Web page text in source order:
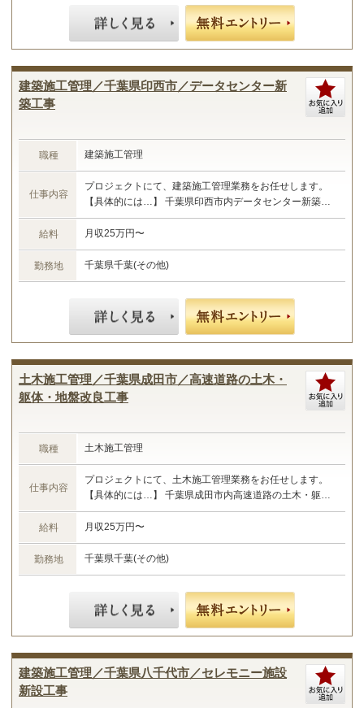
建築施工管理／千葉県印西市／データセンター新
築工事
職種 建築施工管理
仕事内容
プロジェクトにて、建築施工管理業務をお任せします。
【具体的には…】 千葉県印西市内データセンター新築工
事における施工管理業務 ・現場管理全般（原価、工程、
安全、品質） ・予算管理、施工計画 ・現場工事の取りま
とめ ・書類作成 など ☆あなたのご経験やスキルに合わ
せた業務をお任せします☆
給料 月収25万円〜
勤務地 千葉県千葉(その他)
土木施工管理／千葉県成田市／高速道路の土木・
躯体・地盤改良工事
職種 土木施工管理
仕事内容
プロジェクトにて、土木施工管理業務をお任せします。
【具体的には…】 千葉県成田市内高速道路の土木・躯
体・地盤改良工事における施工管理業務 ・現場管理全般
（原価、工程、安全、品質） ・予算管理、施工計画 ・現
場工事の取りまとめ ・書類作成 など ☆あなたのご経験
やスキルに合わせた業務をお任せします☆
給料 月収25万円〜
勤務地 千葉県千葉(その他)
建築施工管理／千葉県八千代市／セレモニー施設
新設工事